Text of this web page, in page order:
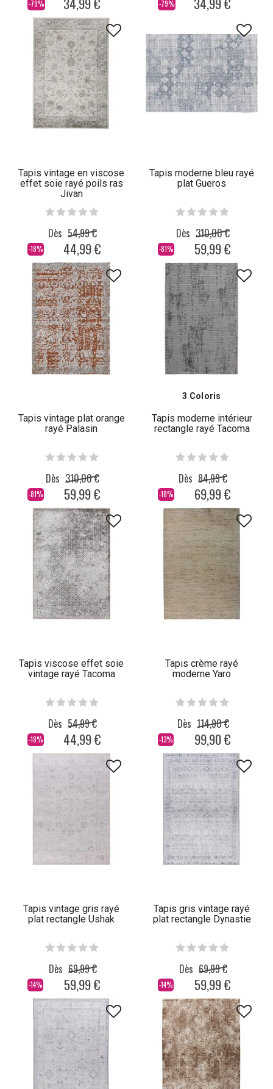
-79% -79%
Tapis vintage en viscose
effet soie rayé poils ras
Jivan
-18%
Dès 54,99 €
44,99 €
Tapis moderne bleu rayé
plat Gueros
-81%
Dès 310,00 €
59,99 €
Tapis vintage plat orange
rayé Palasin
-81%
Dès 310,00 €
59,99 €
3 Coloris
Tapis moderne intérieur
rectangle rayé Tacoma
-18%
Dès 84,99 €
69,99 €
Tapis viscose effet soie
vintage rayé Tacoma
-18%
Dès 54,99 €
44,99 €
Tapis crème rayé
moderne Yaro
-13%
Dès 114,90 €
99,90 €
Tapis vintage gris rayé
plat rectangle Ushak
-14%
Dès 69,99 €
59,99 €
Tapis gris vintage rayé
plat rectangle Dynastie
-14%
Dès 69,99 €
59,99 €